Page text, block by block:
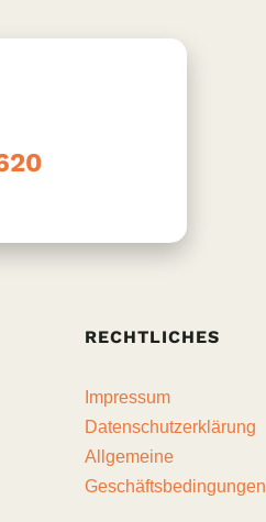
RECHTLICHES
Impressum
Datenschutzerklärung
Allgemeine
Geschäftsbedingungen